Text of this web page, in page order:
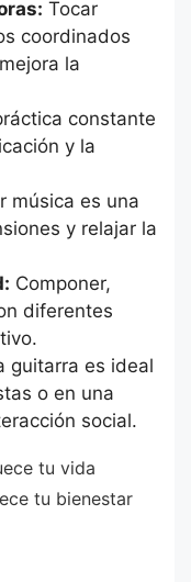
Tocar
coordinados
la
constante
y la
música es una
y relajar la
Componer,
diferentes
guitarra es ideal
o en una
social.
tu vida
tu bienestar